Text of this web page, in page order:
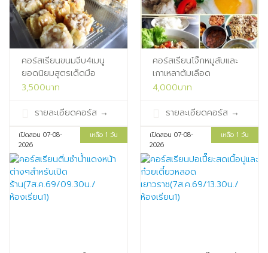
คอร์สเรียนขนมจีบ4เมนู
ยอดนิยมสูตรเด็ดมือ
อาชีพ(6ส.ค.69/10.00น./
3,500บาท
รายละเอียดคอร์ส →
คอร์สเรียนโจ๊กหมูสับและ
เกาเหลาต้มเลือด
หมู(6ส.ค.69/13.30น./
4,000บาท
รายละเอียดคอร์ส →
เปิดสอน 07-08-
2026
เหลือ 1 วัน
เปิดสอน 07-08-
2026
เหลือ 1 วัน